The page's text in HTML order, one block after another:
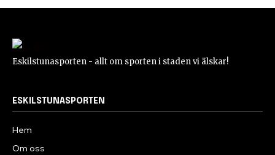
Eskilstunasporten - allt om sporten i staden vi älskar!
ESKILSTUNASPORTEN
Hem
Om oss